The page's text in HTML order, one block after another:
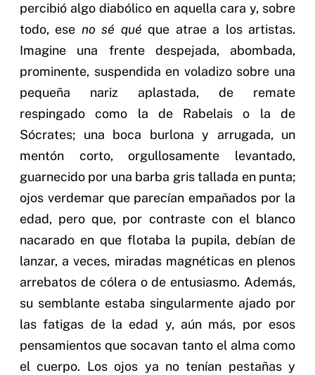
percibió algo diabólico en aquella cara y, sobre
todo, ese no sé qué que atrae a los artistas.
Imagine una frente despejada, abombada,
prominente, suspendida en voladizo sobre una
pequeña nariz aplastada, de remate
respingado como la de Rabelais o la de
Sócrates; una boca burlona y arrugada, un
mentón corto, orgullosamente levantado,
guarnecido por una barba gris tallada en punta;
ojos verdemar que parecían empañados por la
edad, pero que, por contraste con el blanco
nacarado en que flotaba la pupila, debían de
lanzar, a veces, miradas magnéticas en plenos
arrebatos de cólera o de entusiasmo. Además,
su semblante estaba singularmente ajado por
las fatigas de la edad y, aún más, por esos
pensamientos que socavan tanto el alma como
el cuerpo. Los ojos ya no tenían pestañas y